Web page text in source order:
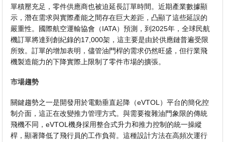
單積壓充足，零件供應商也被迫延長訂單時間。近期產業數據顯
示，潛在需求與實際產能之間存在巨大差距，凸顯了這些延誤的
嚴重性。國際航空運輸協會（IATA）預測，到2025年，全球民航
機訂單將達到創紀錄的17,000架，這主要是由於供應鏈普遍受限
所致。訂單的增加表明，儘管油門桿的需求仍然旺盛，但行業飛
機製造能力的下降實際上限制了零件市場的擴張。
市場趨勢
關鍵趨勢之一是開發用於電動垂直起降（eVTOL）平台的簡化控
制介面，這正在改變推力管理方式。與需要複雜油門象限的傳統
飛機不同，eVTOL機身採用整合式升力和推力控制的統一操縱
桿，顯著降低了飛行員的工作負荷。這種設計方法在高頻次運行